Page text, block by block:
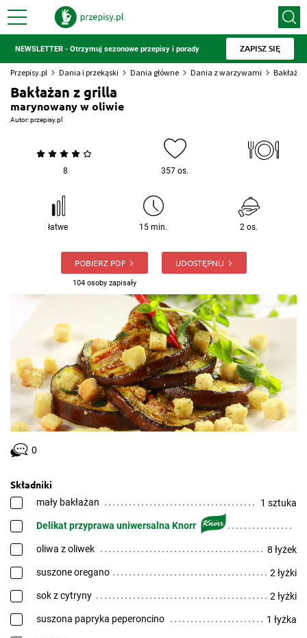
NEWSLETTER - Otrzymuj sezonowe przepisy i porady ZAPISZ SIĘ
Przepisy.pl Dania i przekąski Dania główne Dania z warzywami
Bakłażan z grilla
marynowany w oliwie
Autor:przepisy.pl
8 357 os.
łatwe 15 min. 2 os.
POBIERZ PDF
104 osoby zapisały
UDOSTĘPNIJ
0
Składniki
mały bakłażan 1 sztuka
Delikat przyprawa uniwersalna Knorr
oliwa z oliwek 8 łyżek
suszone oregano 2 łyżki
sok z cytryny 2 łyżki
suszona papryka peperoncino 1 łyżka